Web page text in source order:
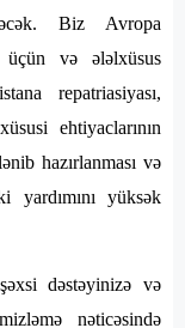
Biz Avropa
üçün və ələlxüsus
repatriasiyası,
ehtiyaclarının
hazırlanması və
yüksək
dəstəyinizə və
nəticəsində